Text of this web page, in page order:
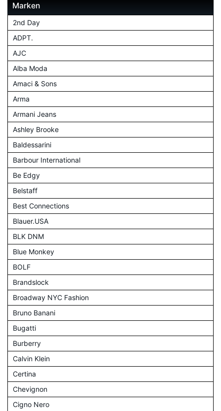
Marken
2nd Day
ADPT.
AJC
Alba Moda
Amaci & Sons
Arma
Armani Jeans
Ashley Brooke
Baldessarini
Barbour International
Be Edgy
Belstaff
Best Connections
Blauer.USA
BLK DNM
Blue Monkey
BOLF
Brandslock
Broadway NYC Fashion
Bruno Banani
Bugatti
Burberry
Calvin Klein
Certina
Chevignon
Cigno Nero